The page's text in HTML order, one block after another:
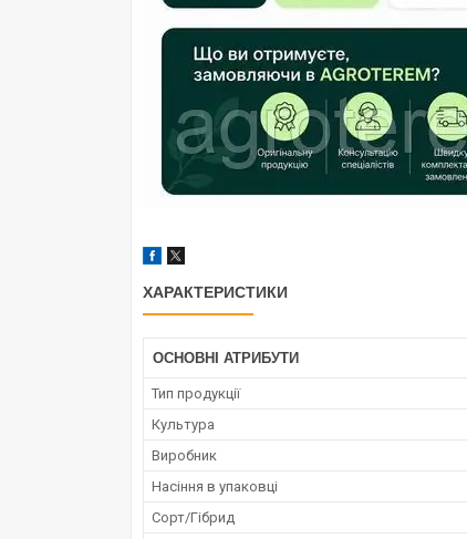
ХАРАКТЕРИСТИКИ
ОСНОВНІ АТРИБУТИ
Тип продукції
Культура
Виробник
Насіння в упаковці
Сорт/Гібрид